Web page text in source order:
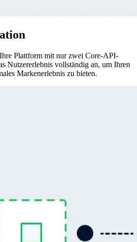
Plattform mit nur zwei Core-API-
Nutzererlebnis vollständig an, um Ihren
Markenerlebnis zu bieten.